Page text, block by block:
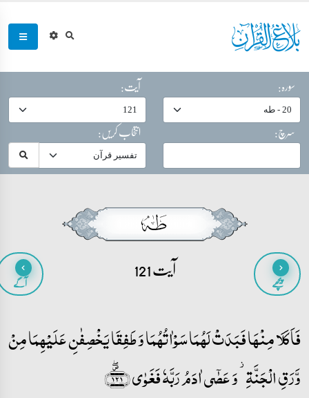
سورہ:
آیت:
سرچ:
انتخاب کریں:
پیچھے آیت 121 آگے
فَاَکَلَا مِنۡہَا فَبَدَتۡ لَہُمَا سَوۡاٰتُہُمَا وَ طَفِقَا یَخۡصِفٰنِ عَلَیۡہِمَا مِنۡ
وَّرَقِ الۡجَنَّۃِ ۫ وَ عَصٰۤی اٰدَمُ رَبَّہٗ فَغَوٰی ﴿۱۲۱﴾۪ۖ